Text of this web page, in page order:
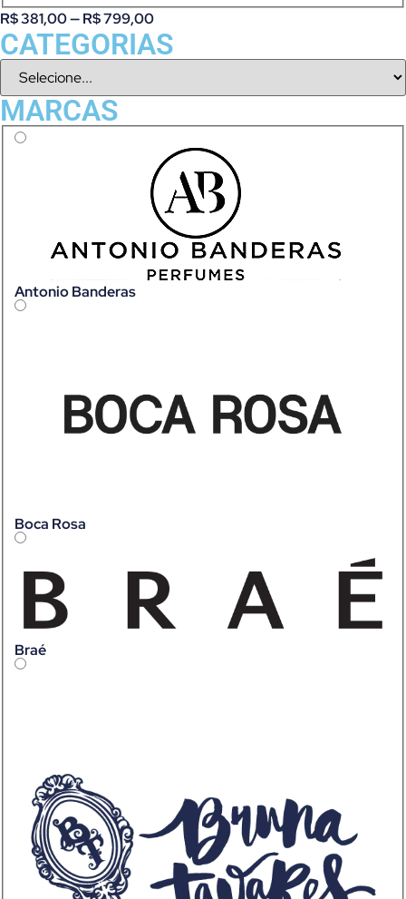
R$381,00—R$799,00
CATEGORIAS
MARCAS
Antonio Banderas
Boca Rosa
Braé